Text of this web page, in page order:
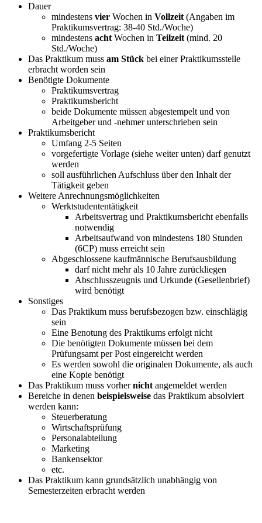
Dauer
mindestens vier Wochen in Vollzeit (Angaben im
Praktikumsvertrag: 38-40 Std./Woche)
mindestens acht Wochen in Teilzeit (mind. 20
Std./Woche)
Das Praktikum muss am Stück bei einer Praktikumsstelle
erbracht worden sein
Benötigte Dokumente
Praktikumsvertrag
Praktikumsbericht
beide Dokumente müssen abgestempelt und von
Arbeitgeber und -nehmer unterschrieben sein
Praktikumsbericht
Umfang 2-5 Seiten
vorgefertigte Vorlage (siehe weiter unten) darf genutzt
werden
soll ausführlichen Aufschluss über den Inhalt der
Tätigkeit geben
Weitere Anrechnungsmöglichkeiten
Werktstudententätigkeit
Arbeitsvertrag und Praktikumsbericht ebenfalls
notwendig
Arbeitsaufwand von mindestens 180 Stunden
(6CP) muss erreicht sein
Abgeschlossene kaufmännische Berufsausbildung
darf nicht mehr als 10 Jahre zurückliegen
Abschlusszeugnis und Urkunde (Gesellenbrief)
wird benötigt
Sonstiges
Das Praktikum muss berufsbezogen bzw. einschlägig
sein
Eine Benotung des Praktikums erfolgt nicht
Die benötigten Dokumente müssen bei dem
Prüfungsamt per Post eingereicht werden
Es werden sowohl die originalen Dokumente, als auch
eine Kopie benötigt
Das Praktikum muss vorhernicht angemeldet werden
Bereiche in denen beispielsweise das Praktikum absolviert
werden kann:
Steuerberatung
Wirtschaftsprüfung
Personalabteilung
Marketing
Bankensektor
etc.
Das Praktikum kann grundsätzlich unabhängig von
Semesterzeiten erbracht werden